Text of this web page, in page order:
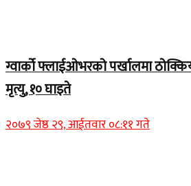
ग्वार्को फ्लाईओभरको पर्खालमा
मृत्यु, १० घाइते
२०७९ जेष्ठ २९, आईतवार ०८:११ गते